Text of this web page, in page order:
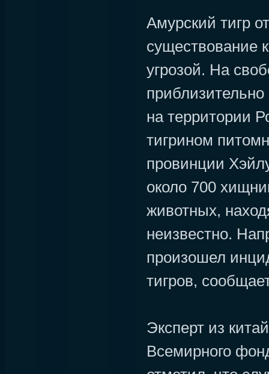
Амурский тигр
существование
угрозой. На
на территории
тигрином
провинции
около 700
животных,
неизвестно.
произошел
тигров,
Эксперт из
Всемирного